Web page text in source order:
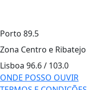
Porto 89.5
Zona Centro e Ribatejo
Lisboa 96.6 / 103.0
ONDE POSSO OUVIR